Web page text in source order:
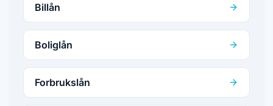
Billån
Boliglån
Forbrukslån